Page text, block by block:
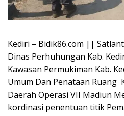
Kediri – Bidik86.com ||
Dinas Perhuhungan Kab.
Kawasan Permukiman Kab.
Umum Dan Penataan Ruang
Daerah Operasi VII Madiun
kordinasi penentuan titik